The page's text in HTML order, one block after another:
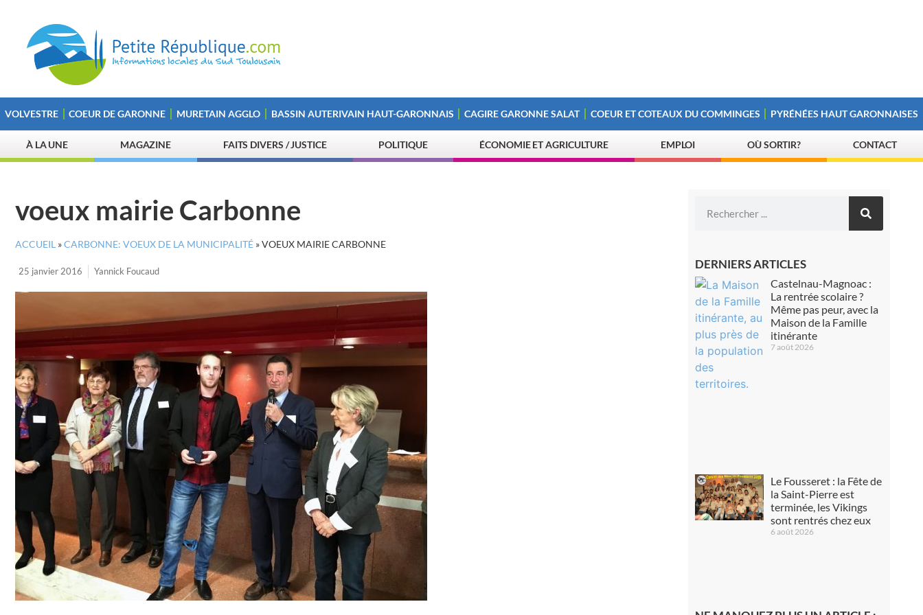
VOLVESTRE COEUR DE GARONNE MURETAIN AGGLO BASSIN AUTERIVAIN HAUT-GARONNAIS CAGIRE GARONNE SALAT COEUR ET COTEAUX DU COMMINGES PYRÉNÉES HAUT GARONNAISES
À LA UNE MAGAZINE FAITS DIVERS / JUSTICE POLITIQUE ÉCONOMIE ET AGRICULTURE EMPLOI OÙ SORTIR? CONTACT
voeux mairie Carbonne
ACCUEIL »CARBONNE: VOEUX DE LA MUNICIPALITÉ »VOEUX MAIRIE CARBONNE
25 janvier 2016 Yannick Foucaud DERNIERS ARTICLES
Castelnau-Magnoac :
La rentrée scolaire ?
Même pas peur, avec la
Maison de la Famille
itinérante
7 août 2026
Le Fousseret : la Fête de
la Saint-Pierre est
terminée, les Vikings
sont rentrés chez eux
6 août 2026